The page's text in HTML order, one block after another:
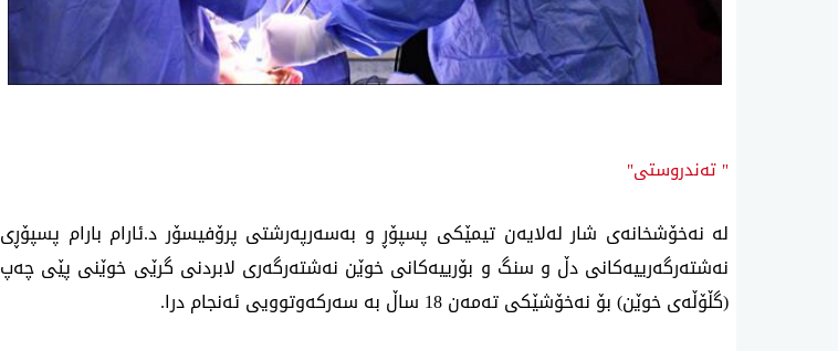
" تەندروستی"
لە نەخۆشخانەی شار لەلایەن تیمێكی پسپۆڕ و بەسەرپەرشتی پرۆفیسۆر د.ئارام بارام پسپۆڕی
نەشتەرگەرییەكانی دڵ و سنگ و بۆرییەكانی خوێن نەشتەرگەری لابردنی گرێی خوێنی پێی چەپ
(گڵۆڵەی خوێن) بۆ نەخۆشێكی تەمەن 18 ساڵ بە سەركەوتوویی ئەنجام درا.